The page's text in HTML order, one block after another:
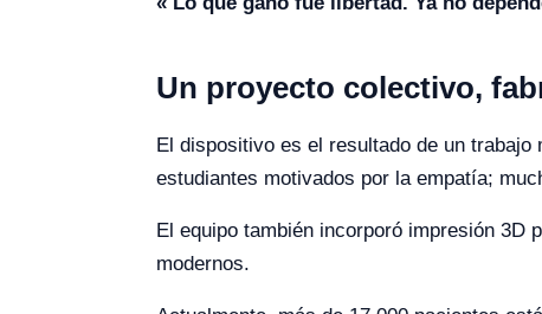
Un proyecto colectivo,
El dispositivo es el resultado de un
estudiantes motivados por la empatía;
El equipo también incorporó impresión 3D
modernos.